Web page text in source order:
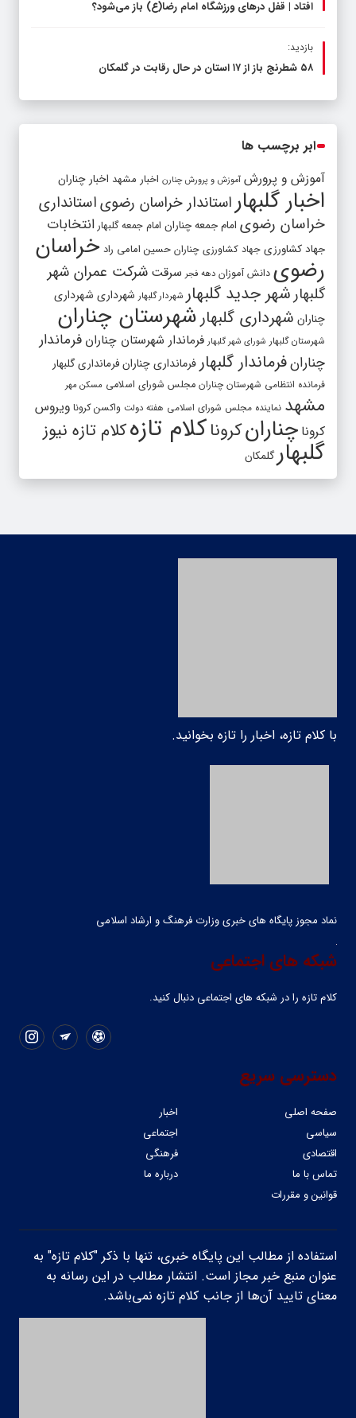
افتاد | قفل در‌های ورزشگاه امام رضا(ع) باز می‌شود؟
بازدید:
۵۸ شطرنج‌ باز از ۱۷ استان در حال رقابت در گلمکان
ابر برچسب ها
آموزش و پرورش آموزش و پرورش چنارن اخبار مشهد اخبار چناران
اخبار گلبهار استاندار خراسان رضویاستانداری
خراسان رضوی امام جمعه چناران امام جمعه گلبهار انتخابات
جهاد کشاورزی جهاد کشاورزی چناران حسین امامی راد خراسان
رضوی دانش آموزان دهه فجر سرقت شرکت عمران شهر
گلبهارشهر جدید گلبهار شهردار گلبهار شهرداری شهرداری
چناران شهرداری گلبهار شهرستان چناران
شهرستان گلبهار شورای شهر گلبهار فرماندار شهرستان چناران فرماندار
چنارانفرماندار گلبهار فرمانداری چنارانفرمانداری گلبهار
فرمانده انتظامی شهرستان چناران مجلس شورای اسلامی مسکن مهر
مشهد نماینده مجلس شورای اسلامی هفته دولت واکسن کرونا ویروس
کرونا چنارانکروناکلام تازهکلام تازه نیوز
گلبهارگلمکان
با کلام تازه، اخبار را تازه بخوانید.
نماد مجوز پایگاه های خبری وزارت فرهنگ و ارشاد اسلامی
شبکه های اجتماعی
کلام تازه را در شبکه ‌های اجتماعی دنبال کنید.
دسترسی سریع
صفحه اصلی
اخبار
سیاسی
اجتماعی
اقتصادی
فرهنگی
تماس با ما
درباره ما
قوانین و مقررات
استفاده از مطالب این پایگاه خبری، تنها با ذکر "کلام تازه" به
عنوان منبع خبر مجاز است. انتشار مطالب در این رسانه به
معنای تایید آن‌ها از جانب کلام تازه نمی‌باشد.